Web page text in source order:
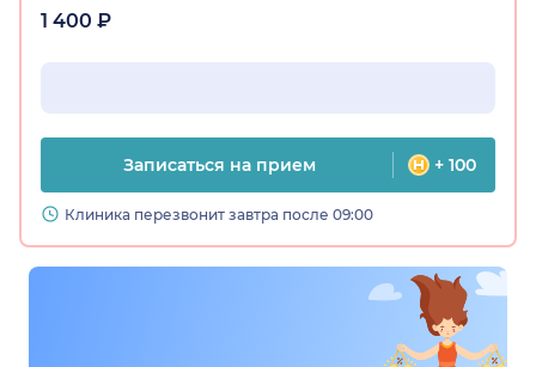
1 400 ₽
Записаться на прием + 100
Клиника перезвонит завтра после 09:00